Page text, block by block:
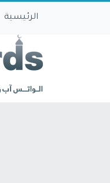
الرئيسية